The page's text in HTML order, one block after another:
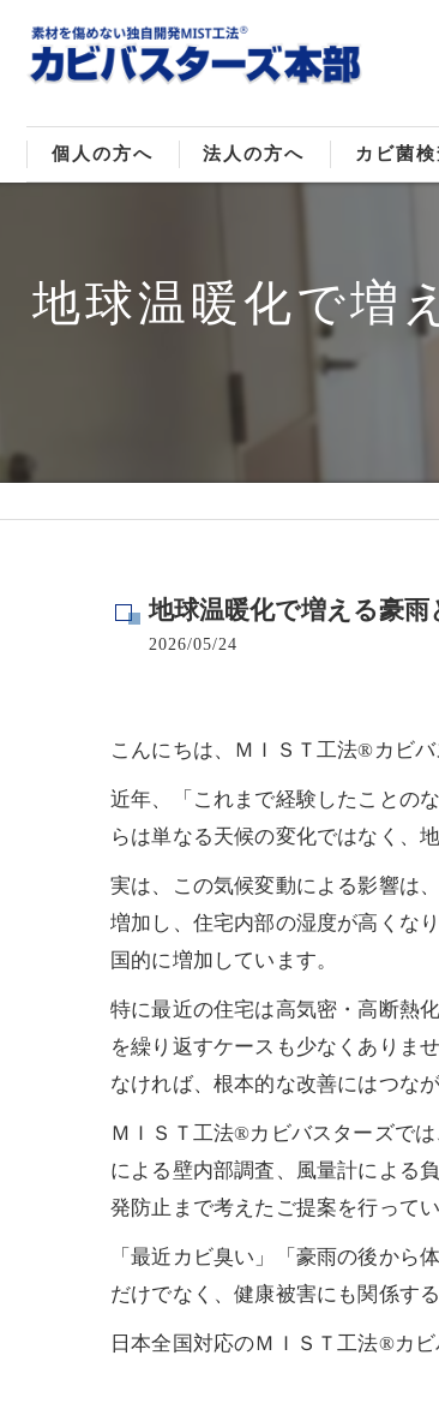
個人の方へ
マンションのカビ取り
法人の方へ
倉庫･工場のカビ取り
病院･クリニックのカビ取り
公共施設のカビ取り
カビ菌検
地球温暖化で増
地球温暖化で増える豪
2026/05/24
こんにちは、ＭＩＳＴ工法®カビバ
近年、「これまで経験したことの
らは単なる天候の変化ではなく、
実は、この気候変動による影響は
増加し、住宅内部の湿度が高くな
国的に増加しています。
特に最近の住宅は高気密・高断熱
を繰り返すケースも少なくありま
なければ、根本的な改善にはつな
ＭＩＳＴ工法®カビバスターズで
による壁内部調査、風量計による
発防止まで考えたご提案を行ってい
「最近カビ臭い」「豪雨の後か
だけでなく、健康被害にも関係す
日本全国対応のＭＩＳＴ工法®カ